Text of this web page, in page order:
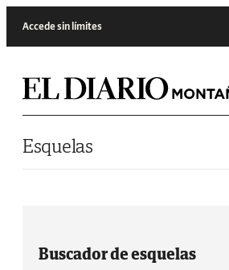
Accede sin límites
Esquelas
Buscador de esquelas